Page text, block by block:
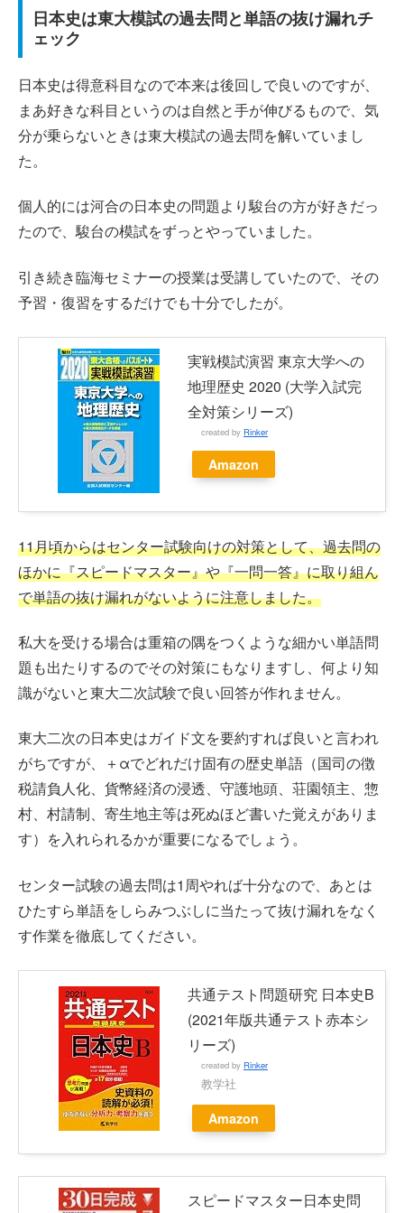
日本史は東大模試の過去問と単語の抜け漏れチ
ェック
日本史は得意科目なので本来は後回しで良いのですが、
まあ好きな科目というのは自然と手が伸びるもので、気
分が乗らないときは東大模試の過去問を解いていまし
た。
個人的には河合の日本史の問題より駿台の方が好きだっ
たので、駿台の模試をずっとやっていました。
引き続き臨海セミナーの授業は受講していたので、その
予習・復習をするだけでも十分でしたが。
実戦模試演習 東京大学への
地理歴史 2020 (大学入試完
全対策シリーズ)
created by Rinker
Amazon
11月頃からはセンター試験向けの対策として、過去問の
ほかに『スピードマスター』や『一問一答』に取り組ん
で単語の抜け漏れがないように注意しました。
私大を受ける場合は重箱の隅をつくような細かい単語問
題も出たりするのでその対策にもなりますし、何より知
識がないと東大二次試験で良い回答が作れません。
東大二次の日本史はガイド文を要約すれば良いと言われ
がちですが、＋αでどれだけ固有の歴史単語（国司の徴
税請負人化、貨幣経済の浸透、守護地頭、荘園領主、惣
村、村請制、寄生地主等は死ぬほど書いた覚えがありま
す）を入れられるかが重要になるでしょう。
センター試験の過去問は1周やれば十分なので、あとは
ひたすら単語をしらみつぶしに当たって抜け漏れをなく
す作業を徹底してください。
共通テスト問題研究 日本史B
(2021年版共通テスト赤本シ
リーズ)
created by Rinker
教学社
Amazon
スピードマスター日本史問